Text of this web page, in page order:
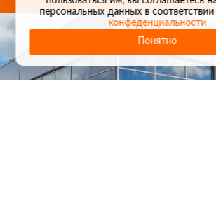
персональных данных в
конфеденциальности
Понятно